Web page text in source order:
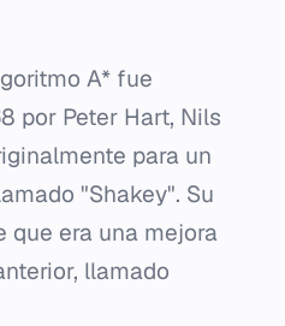
A* fue
por Peter Hart, Nils
para un
"Shakey". Su
que era una mejora
llamado